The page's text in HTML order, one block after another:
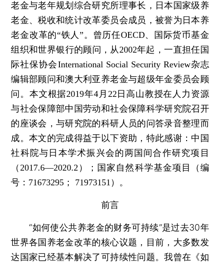
老金与老年规划综合研究所理事长，日本国家级养
老金、税收和统计改革委员会成员，被誉为日本养
老金改革的“铁人”。曾历任OECD、国际货币基金
组织和世界银行的顾问，从2002年起，一直担任国
际社保协会International Social Security Review杂志
编辑部顾问和澳大利亚养老金与超级年金委员会顾
问。本文根据2019年4月22日高山教授在人力资源
与社会保障部中国劳动和社会保障科学研究院召开
的座谈会，与研究院的科研人员的问答录音整理而
成。本文的完成得益于以下资助，特此感谢：中国
社科院与日本学术振兴会的两国间合作研究项目
（2017.6—2020.2）；国家自然科学基金项目（编
号：71673295； 71973151）。
前言
“如何使公共养老金的财务可持续”是过去30年
世界各国养老金改革的核心议题，目前，大多数发
达国家已经基本解决了可持续性问题。我曾在《如